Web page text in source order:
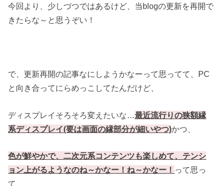
今回より、少しづつではあるけど、当blogの更新を再開で
きたらな～と思うぞい！
で、更新再開の記事なにしようかなーって思ってて、PC
と向き合ってにらめっこしてたんだけど、
ディスプレイそろそろ変えたいな…最近流行りの狭額縁
系ディスプレイ(要は画面の縁部分が細いやつ)かつ、
色が鮮やかで、二次元系コンテンツも楽しめて、テンシ
ョン上がるようなのね～かなー！ね～かなー！ って思っ
て、